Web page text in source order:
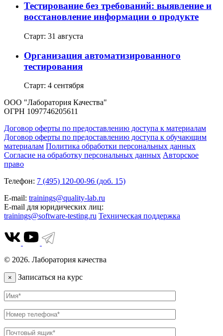
Тестирование без требований: выявление и
восстановление информации о продукте
Старт: 31 августа
Организация автоматизированного
тестирования
Старт: 4 сентября
ООО "Лаборатория Качества"
ОГРН 1097746205611
Договор оферты по предоставлению доступа к материалам
Договор оферты по предоставлению доступа к обучающим
материалам Политика обработки персональных данных
Согласие на обработку персональных данных Авторское
право
Телефон: 7 (495) 120-00-96 (доб. 15)
E-mail: trainings@quality-lab.ru
E-mail для юридических лиц:
trainings@software-testing.ru Техническая поддержка
© 2026. Лаборатория качества
× Записаться на курс